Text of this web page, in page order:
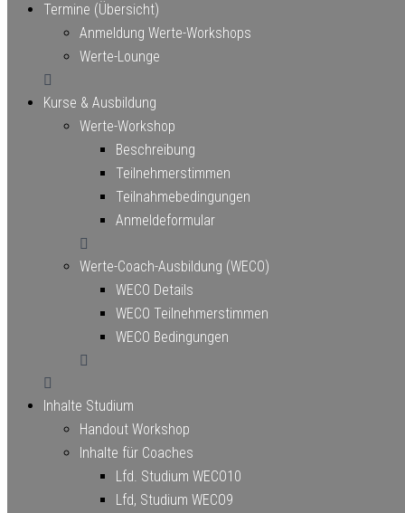
Termine (Übersicht)
Anmeldung Werte-Workshops
Werte-Lounge
Kurse & Ausbildung
Werte-Workshop
Beschreibung
Teilnehmerstimmen
Teilnahmebedingungen
Anmeldeformular
Werte-Coach-Ausbildung (WECO)
WECO Details
WECO Teilnehmerstimmen
WECO Bedingungen
Inhalte Studium
Handout Workshop
Inhalte für Coaches
Lfd. Studium WECO10
Lfd, Studium WECO9